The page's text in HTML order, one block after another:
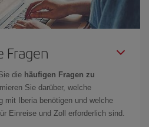
Fragen
die häufigen Fragen zu
Sie darüber, welche
mit Iberia benötigen und welche
Einreise und Zoll erforderlich sind.